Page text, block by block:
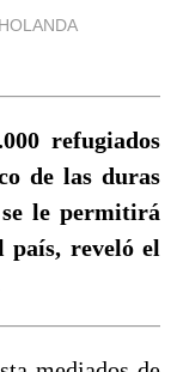
HOLANDA
refugiados
de las duras
le permitirá
país, reveló el